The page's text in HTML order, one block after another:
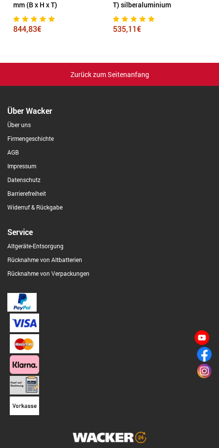
mm (B x H x T)
844,83€
T) silberaluminium
535,11€
Zurück zum Seitenanfang
Über Wacker
Über uns
Firmengeschichte
AGB
Impressum
Datenschutz
Barrierefreiheit
Widerruf & Rückgabe
Service
Altgeräte-Entsorgung
Rücknahme von Altbatterien
Rücknahme von Verpackungen